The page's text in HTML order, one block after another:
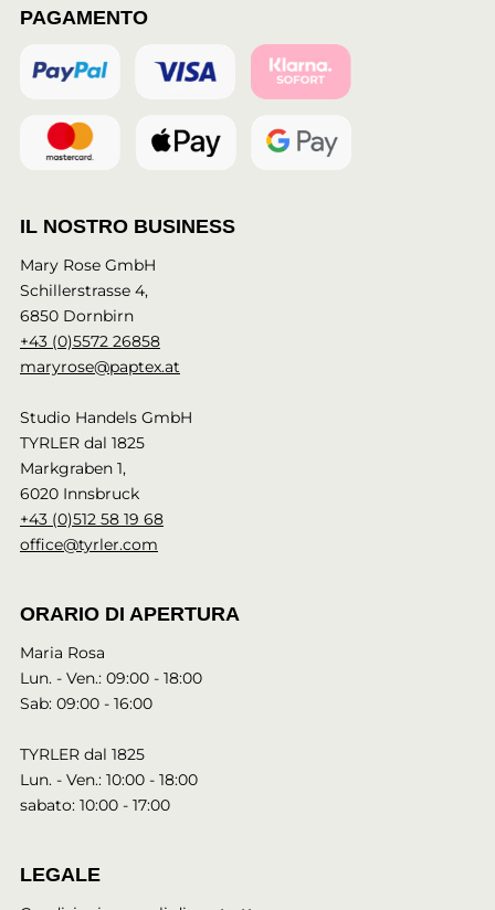
PAGAMENTO
IL NOSTRO BUSINESS
Mary Rose GmbH
Schillerstrasse 4,
6850 Dornbirn
+43 (0)5572 26858
maryrose@paptex.at
Studio Handels GmbH
TYRLER dal 1825
Markgraben 1,
6020 Innsbruck
+43 (0)512 58 19 68
office@tyrler.com
ORARIO DI APERTURA
Maria Rosa
Lun. - Ven.: 09:00 - 18:00
Sab: 09:00 - 16:00
TYRLER dal 1825
Lun. - Ven.: 10:00 - 18:00
sabato: 10:00 - 17:00
LEGALE